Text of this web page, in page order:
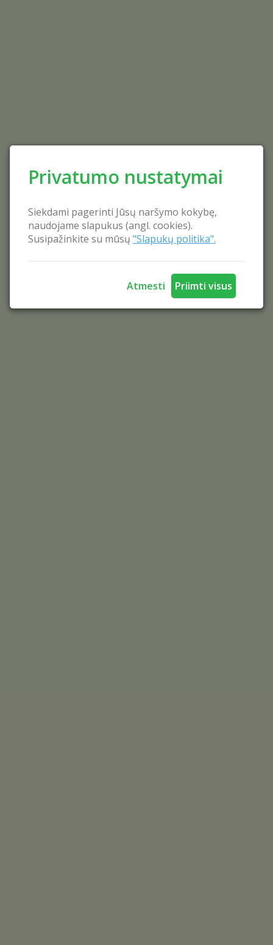
Privatumo nustatymai
Siekdami pagerinti Jūsų naršymo kokybę,
naudojame slapukus (angl. cookies).
Susipažinkite su mūsų "Slapukų politika".
Atmesti Priimti visus